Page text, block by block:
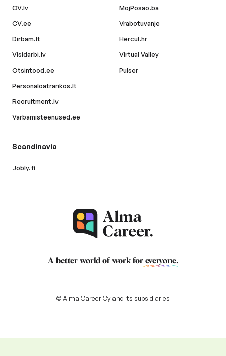
CV.lv
CV.ee
Dirbam.lt
Visidarbi.lv
Otsintood.ee
Personaloatrankos.lt
Recruitment.lv
Varbamisteenused.ee
MojPosao.ba
Vrabotuvanje
Hercul.hr
Virtual Valley
Pulser
Scandinavia
Jobly.fi
A better world of work for everyone.
© Alma Career Oy and its subsidiaries